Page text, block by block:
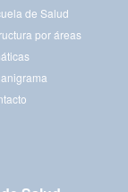
de Salud
por áreas